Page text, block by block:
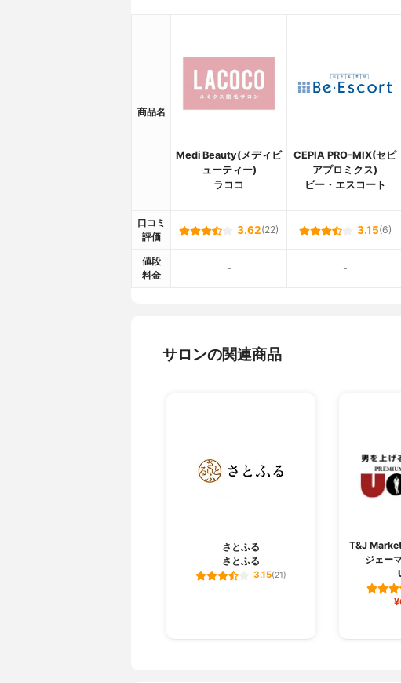
商品名
Medi Beauty(メディビ
ューティー)
ラココ
CEPIA PRO-MIX(セピ
アプロミクス)
ビー・エスコート
口コミ
評価
3.62(22) 3.15(6)
値段
料金
- -
サロンの関連商品
さとふる
さとふる
3.15(21)
T&J
ジェー